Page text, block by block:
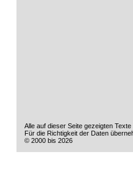
Alle auf dieser Seite gezeigten
Für die Richtigkeit der Daten
© 2000 bis 2026